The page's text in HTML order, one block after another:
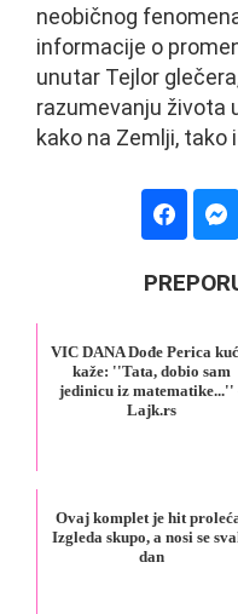
neobičnog
informacije o
unutar Tejlor
razumevanju života
kako na Zemlji, tako
VIC DANA Dođe Perica
kaže: ''Tata, dobio sam
jedinicu iz matematike...''
Lajk.rs
Ovaj komplet je hit
Izgleda skupo, a nosi se
dan